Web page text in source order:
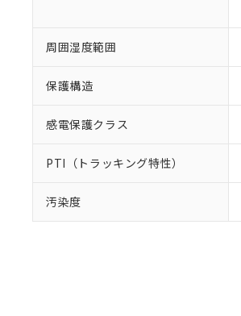
周囲湿度範囲
保護構造
感電保護クラス
PTI（トラッキング特性）
汚染度